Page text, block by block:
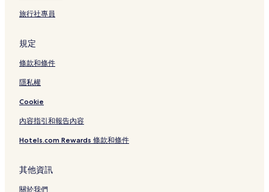
旅行社專員
規定
條款和條件
隱私權
Cookie
內容指引和報告內容
Hotels.com Rewards 條款和條件
其他資訊
關於我們